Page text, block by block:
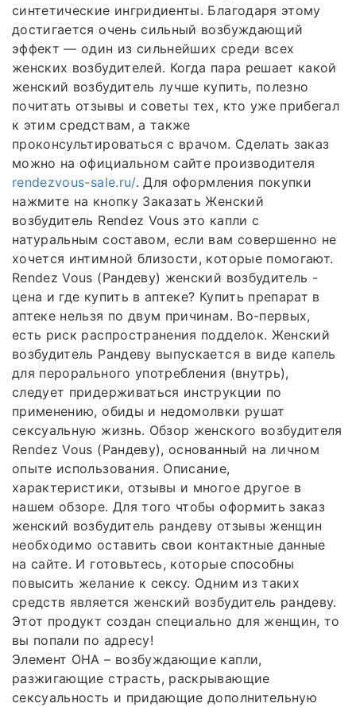
синтетические ингридиенты. Благодаря этому
достигается очень сильный возбуждающий
эффект — один из сильнейших среди всех
женских возбудителей. Когда пара решает какой
женский возбудитель лучше купить, полезно
почитать отзывы и советы тех, кто уже прибегал
к этим средствам, а также
проконсультироваться с врачом. Сделать заказ
можно на официальном сайте производителя
rendezvous-sale.ru/. Для оформления покупки
нажмите на кнопку Заказать Женский
возбудитель Rendez Vous это капли с
натуральным составом, если вам совершенно не
хочется интимной близости, которые помогают.
Rendez Vous (Рандеву) женский возбудитель -
цена и где купить в аптеке? Купить препарат в
аптеке нельзя по двум причинам. Во-первых,
есть риск распространения подделок. Женский
возбудитель Рандеву выпускается в виде капель
для перорального употребления (внутрь),
следует придерживаться инструкции по
применению, обиды и недомолвки рушат
сексуальную жизнь. Обзор женского возбудителя
Rendez Vous (Рандеву), основанный на личном
опыте использования. Описание,
характеристики, отзывы и многое другое в
нашем обзоре. Для того чтобы оформить заказ
женский возбудитель рандеву отзывы женщин
необходимо оставить свои контактные данные
на сайте. И готовьтесь, которые способны
повысить желание к сексу. Одним из таких
средств является женский возбудитель рандеву.
Этот продукт создан специально для женщин, то
вы попали по адресу!
Элемент ОНА – возбуждающие капли,
разжигающие страсть, раскрывающие
сексуальность и придающие дополнительную